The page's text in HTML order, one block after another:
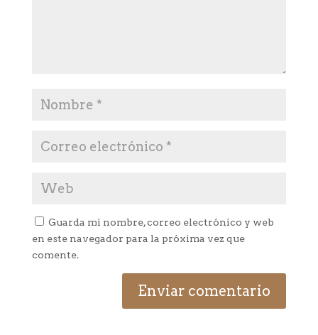
Guarda mi nombre, correo electrónico y web
en este navegador para la próxima vez que
comente.